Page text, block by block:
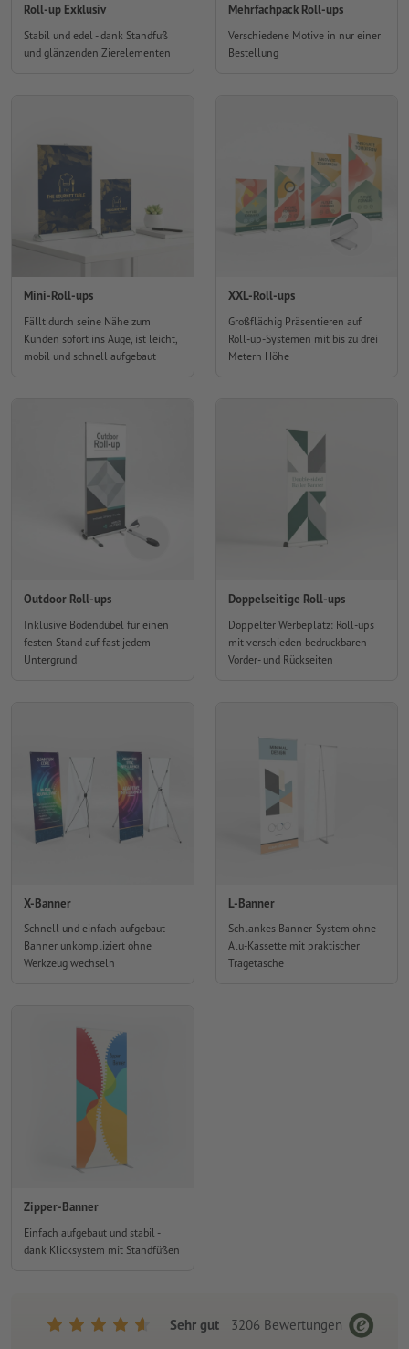
Roll-up Exklusiv
Stabil und edel - dank Standfuß
und glänzenden Zierelementen
Mehrfachpack Roll-ups
Verschiedene Motive in nur einer
Bestellung
Mini-Roll-ups
Fällt durch seine Nähe zum
Kunden sofort ins Auge, ist leicht,
mobil und schnell aufgebaut
XXL-Roll-ups
Großflächig Präsentieren auf
Roll-up-Systemen mit bis zu drei
Metern Höhe
Outdoor Roll-ups
Inklusive Bodendübel für einen
festen Stand auf fast jedem
Untergrund
Doppelseitige Roll-ups
Doppelter Werbeplatz: Roll-ups
mit verschieden bedruckbaren
Vorder- und Rückseiten
X-Banner
Schnell und einfach aufgebaut -
Banner unkompliziert ohne
Werkzeug wechseln
L-Banner
Schlankes Banner-System ohne
Alu-Kassette mit praktischer
Tragetasche
Zipper-Banner
Einfach aufgebaut und stabil -
dank Klicksystem mit Standfüßen
Sehr gut 3206 Bewertungen